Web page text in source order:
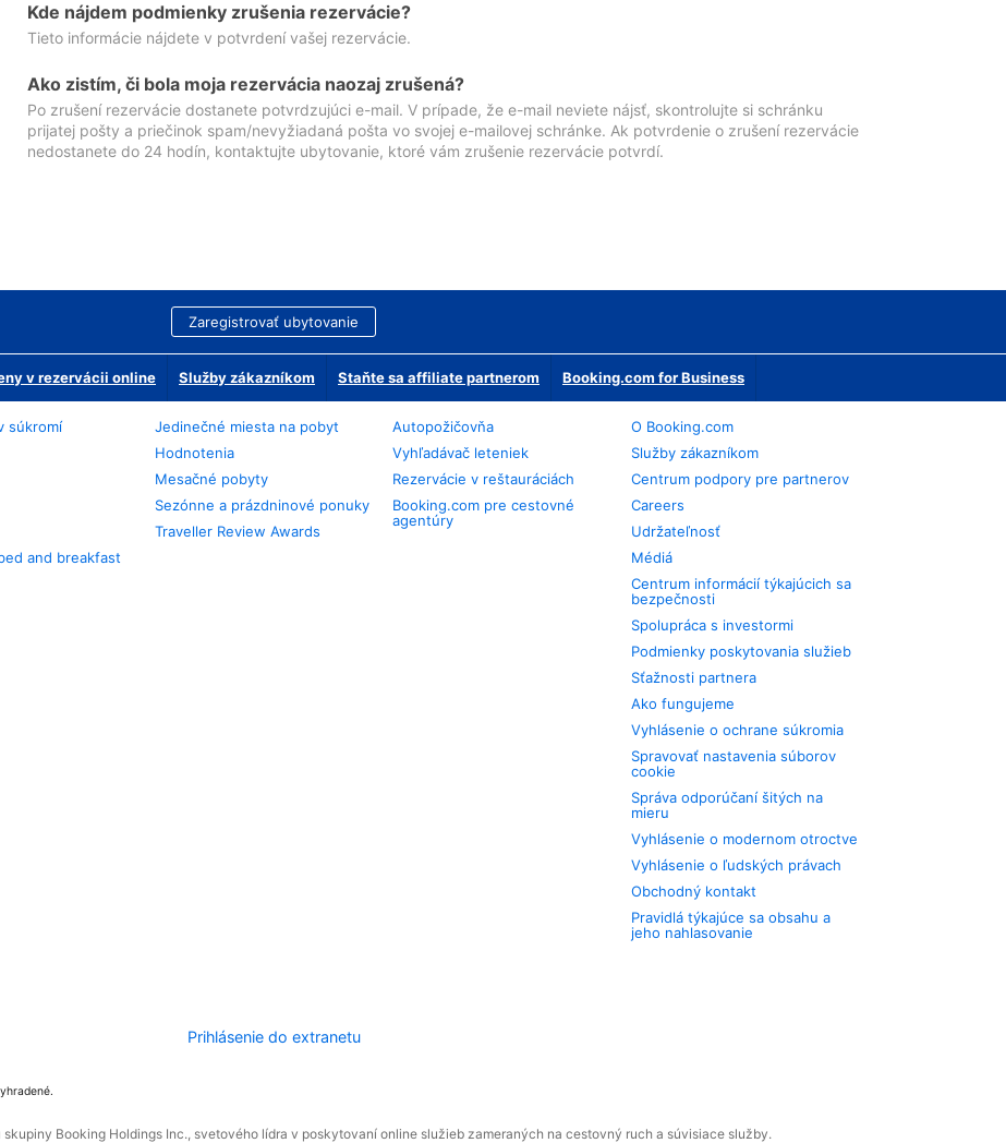
Kde nájdem podmienky zrušenia rezervácie?
Tieto informácie nájdete v potvrdení vašej rezervácie.
Ako zistím, či bola moja rezervácia naozaj zrušená?
Po zrušení rezervácie dostanete potvrdzujúci e-mail. V prípade, že e-mail neviete nájsť, skontrolujte si schránku
prijatej pošty a priečinok spam/nevyžiadaná pošta vo svojej e-mailovej schránke. Ak potvrdenie o zrušení rezervácie
nedostanete do 24 hodín, kontaktujte ubytovanie, ktoré vám zrušenie rezervácie potvrdí.
Zaregistrovať ubytovanie
v rezervácii online Služby zákazníkom Staňte sa affiliate partnerom Booking.com for Business
súkromí
and breakfast
Jedinečné miesta na pobyt
Hodnotenia
Mesačné pobyty
Sezónne a prázdninové ponuky
Traveller Review Awards
Autopožičovňa
Vyhľadávač leteniek
Rezervácie v reštauráciách
Booking.com pre cestovné
agentúry
O Booking.com
Služby zákazníkom
Centrum podpory pre partnerov
Careers
Udržateľnosť
Médiá
Centrum informácií týkajúcich sa
bezpečnosti
Spolupráca s investormi
Podmienky poskytovania služieb
Sťažnosti partnera
Ako fungujeme
Vyhlásenie o ochrane súkromia
Spravovať nastavenia súborov
cookie
Správa odporúčaní šitých na
mieru
Vyhlásenie o modernom otroctve
Vyhlásenie o ľudských právach
Obchodný kontakt
Pravidlá týkajúce sa obsahu a
jeho nahlasovanie
Prihlásenie do extranetu
Booking Holdings Inc., svetového lídra v poskytovaní online služieb zameraných na cestovný ruch a súvisiace služby.